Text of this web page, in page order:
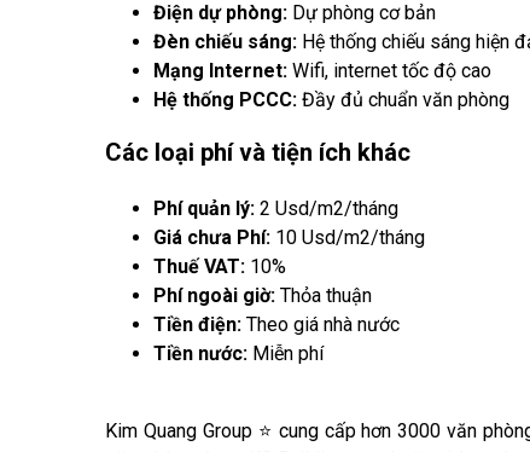
Điện dự phòng: Dự phòng cơ bản
Đèn chiếu sáng: Hệ thống chiếu sáng hiện
Mạng Internet: Wifi, internet tốc độ cao
Hệ thống PCCC: Đầy đủ chuẩn văn phòng
Các loại phí và tiện ích khác
Phí quản lý: 2 Usd/m2/tháng
Giá chưa Phí: 10 Usd/m2/tháng
Thuế VAT: 10%
Phí ngoài giờ: Thỏa thuận
Tiền điện: Theo giá nhà nước
Tiền nước: Miễn phí
Kim Quang Group ⭐ cung cấp hơn 3000 văn